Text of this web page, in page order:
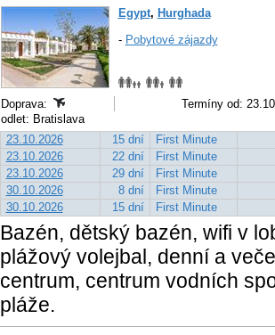
Egypt, Hurghada
- Pobytové zájazdy
Doprava:
Termíny od:
odlet: Bratislava
23.10.2026
15 dní
First Minute
23.10.2026
22 dní
First Minute
23.10.2026
29 dní
First Minute
30.10.2026
8 dní
First Minute
30.10.2026
15 dní First Minute
Bazén, dětský bazén, wifi v
plážový volejbal, denní a
centrum, centrum vodních
pláže.